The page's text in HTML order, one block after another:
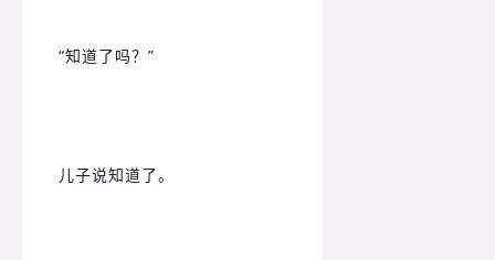
“知道了吗？”
儿子说知道了。